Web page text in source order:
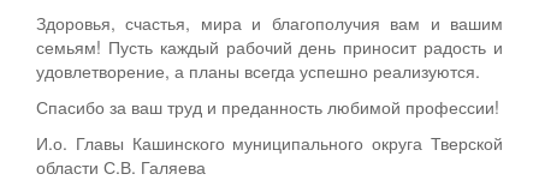
Здоровья, счастья, мира и благополучия вам и вашим
семьям! Пусть каждый рабочий день приносит радость и
удовлетворение, а планы всегда успешно реализуются.
Спасибо за ваш труд и преданность любимой профессии!
И.о. Главы Кашинского муниципального округа Тверской
области С.В. Галяева